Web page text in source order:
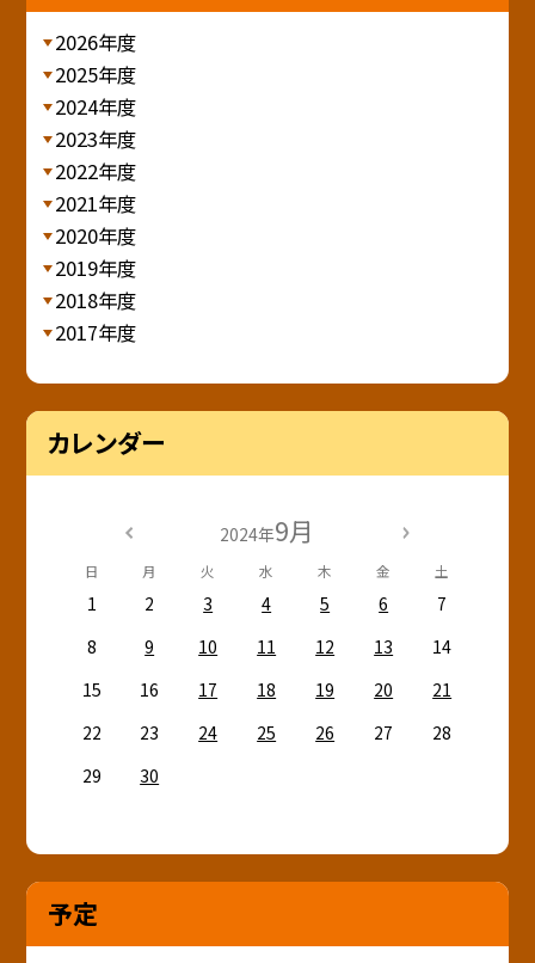
2026年度
2025年度
2024年度
2023年度
2022年度
2021年度
2020年度
2019年度
2018年度
2017年度
カレンダー
2024年9月
日 月 火 水 木 金 土
1 2 3 4 5 6
7
8
9 10 11 12 13
14
15
16 17 18 19 20
21
22
23 24 25 26 27
28
29
30
予定